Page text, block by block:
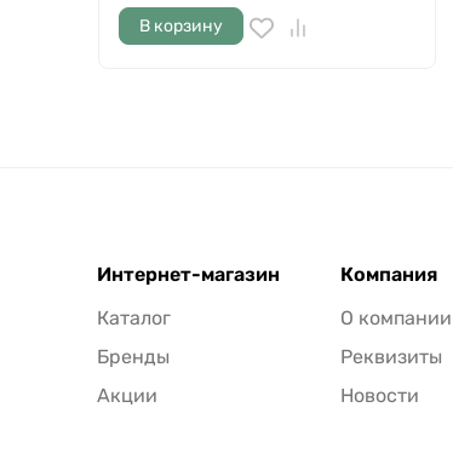
В корзину
Интернет-магазин
Каталог
Бренды
Акции
Компания
О компании
Реквизиты
Новости